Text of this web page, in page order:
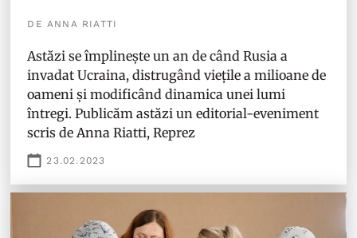
DE ANNA RIATTI
Astăzi se împlinește un an de când Rusia a
invadat Ucraina, distrugând viețile a milioane de
oameni și modificând dinamica unei lumi
întregi. Publicăm astăzi un editorial-eveniment
scris de Anna Riatti, Reprez
23.02.2023